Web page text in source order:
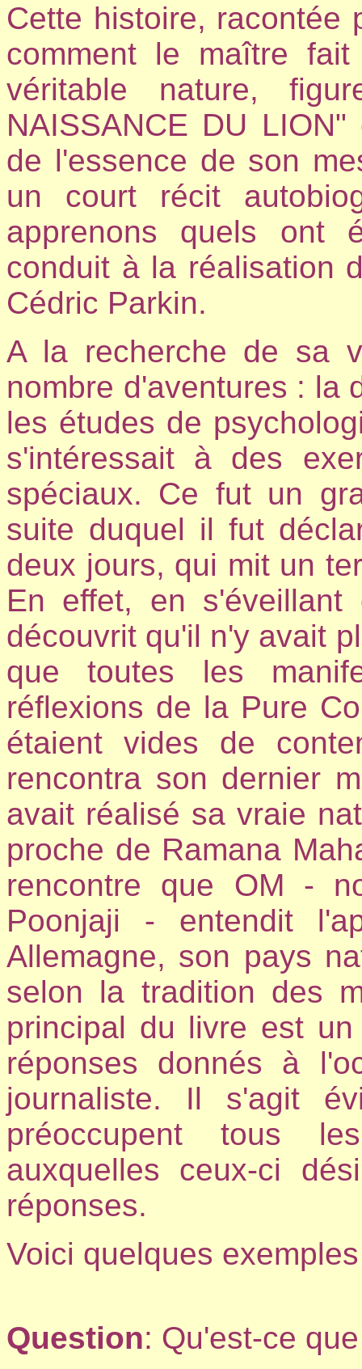
Cette histoire, racontée
comment le maître
véritable nature,
NAISSANCE DU
de l'essence de son
un court récit
apprenons quels ont
conduit à la réalisation
Cédric Parkin.
A la recherche de sa
nombre d'aventures : la
les études de
s'intéressait à des
spéciaux. Ce fut un
suite duquel il fut
deux jours, qui mit un
En effet, en
découvrit qu'il n'y avait
que toutes les
réflexions de la Pure
étaient vides de
rencontra son dernier
avait réalisé sa vraie
proche de Ramana
rencontre que OM -
Poonjaji - entendit
Allemagne, son pays
selon la tradition des
principal du livre est
réponses donnés à
journaliste. Il s'agit
préoccupent tous
auxquelles ceux-ci
réponses.
Voici quelques
Question: Qu'est-ce